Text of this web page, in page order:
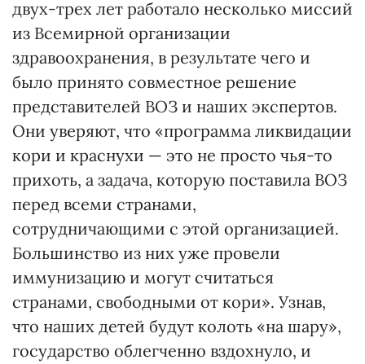
двух-трех лет работало несколько миссий
из Всемирной организации
здравоохранения, в результате чего и
было принято совместное решение
представителей ВОЗ и наших экспертов.
Они уверяют, что «программа ликвидации
кори и краснухи — это не просто чья-то
прихоть, а задача, которую поставила ВОЗ
перед всеми странами,
сотрудничающими с этой организацией.
Большинство из них уже провели
иммунизацию и могут считаться
странами, свободными от кори». Узнав,
что наших детей будут колоть «на шару»,
государство облегченно вздохнуло, и